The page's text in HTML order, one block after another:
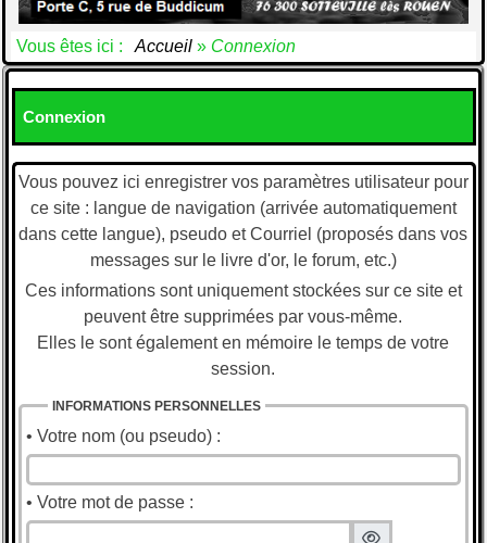
Vous êtes ici : Accueil » Connexion
Connexion
Vous pouvez ici enregistrer vos paramètres utilisateur pour
ce site : langue de navigation (arrivée automatiquement
dans cette langue), pseudo et Courriel (proposés dans vos
messages sur le livre d'or, le forum, etc.)
Ces informations sont uniquement stockées sur ce site et
peuvent être supprimées par vous-même.
Elles le sont également en mémoire le temps de votre
session.
INFORMATIONS PERSONNELLES
• Votre nom (ou pseudo) :
• Votre mot de passe :